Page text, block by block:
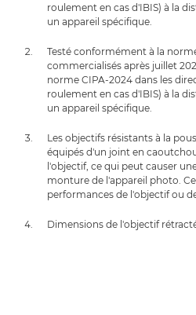
roulement en cas d'IBIS) à la
un appareil spécifique.
Testé conformément à la
commercialisés après juillet
norme CIPA-2024 dans les
roulement en cas d'IBIS) à la
un appareil spécifique.
Les objectifs résistants à la
équipés d'un joint en
l'objectif, ce qui peut causer
monture de l'appareil photo.
performances de l'objectif ou
Dimensions de l'objectif